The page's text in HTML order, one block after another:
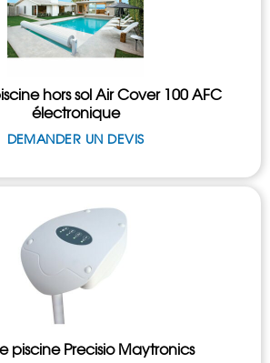
hors sol Air Cover 100 AFC
électronique
DEMANDER UN DEVIS
piscine Precisio Maytronics